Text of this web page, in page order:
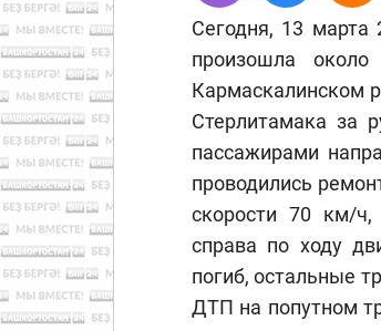
Сегодня, 13 марта
произошла
Кармаскалинском
Стерлитамака за
пассажирами
проводились
скорости 70 км/
справа по ходу
погиб, остальные
ДТП на попутном